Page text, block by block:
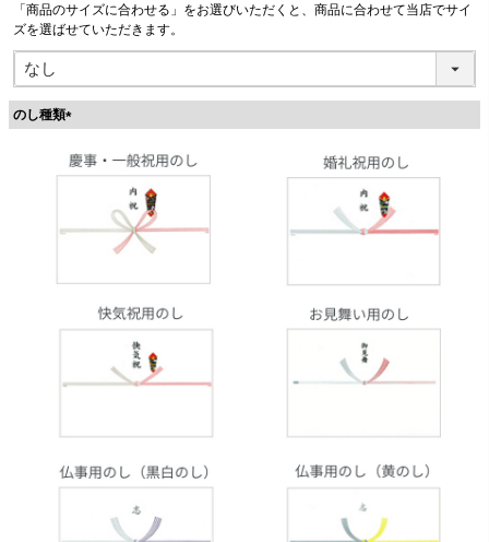
必
須
)
「商品のサイズに合わせる」をお選びいただくと、商品に合わせて当店でサイ
ズを選ばせていただきます。
のし種類
必
須